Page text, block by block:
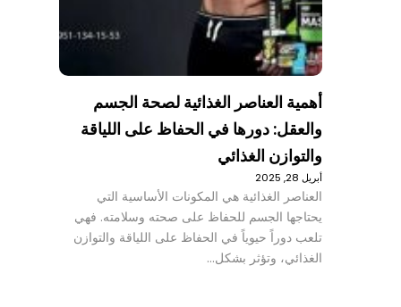
أهمية العناصر الغذائية لصحة الجسم
والعقل: دورها في الحفاظ على اللياقة
والتوازن الغذائي
أبريل 28, 2025
العناصر الغذائية هي المكونات الأساسية التي
يحتاجها الجسم للحفاظ على صحته وسلامته. فهي
تلعب دوراً حيوياً في الحفاظ على اللياقة والتوازن
الغذائي، وتؤثر بشكل…